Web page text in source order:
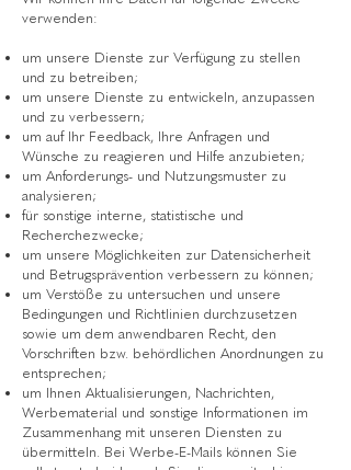
verwenden:
um unsere Dienste zur Verfügung zu stellen
und zu betreiben;
um unsere Dienste zu entwickeln, anzupassen
und zu verbessern;
um auf Ihr Feedback, Ihre Anfragen und
Wünsche zu reagieren und Hilfe anzubieten;
um Anforderungs- und Nutzungsmuster zu
analysieren;
für sonstige interne, statistische und
Recherchezwecke;
um unsere Möglichkeiten zur Datensicherheit
und Betrugsprävention verbessern zu können;
um Verstöße zu untersuchen und unsere
Bedingungen und Richtlinien durchzusetzen
sowie um dem anwendbaren Recht, den
Vorschriften bzw. behördlichen Anordnungen zu
entsprechen;
um Ihnen Aktualisierungen, Nachrichten,
Werbematerial und sonstige Informationen im
Zusammenhang mit unseren Diensten zu
übermitteln. Bei Werbe-E-Mails können Sie